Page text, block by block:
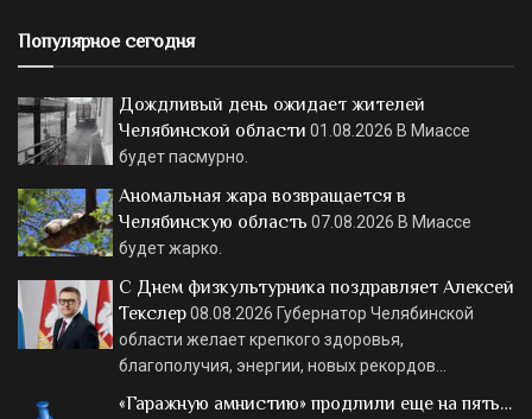
Популярное сегодня
Дождливый день ожидает жителей
Челябинской области 01.08.2026 В Миассе
будет пасмурно.
Аномальная жара возвращается в
Челябинскую область 07.08.2026 В Миассе
будет жарко.
С Днем физкультурника поздравляет Алексей
Текслер08.08.2026 Губернатор Челябинской
области желает крепкого здоровья,
благополучия, энергии, новых рекордов…
«Гаражную амнистию» продлили еще на пять…